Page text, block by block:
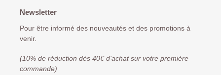
Newsletter
Pour être informé des nouveautés et des promotions à
venir.
(10% de réduction dès 40€ d'achat sur votre première
commande)